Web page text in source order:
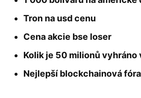
Tron na usd cenu
Cena akcie bse loser
Kolik je 50 milionů vyhráno
Nejlepší blockchainová fóra